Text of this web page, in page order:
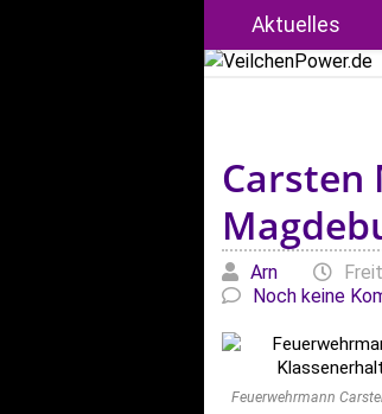
Aktuelles
Carsten
Geschrieben von
Arn am
Noch keine
Feuerwehrmann